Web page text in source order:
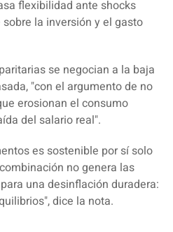
flexibilidad ante shocks
la inversión y el gasto
se negocian a la baja
"con el argumento de no
erosionan el consumo
del salario real".
es sostenible por sí solo
no genera las
para una desinflación duradera:
dice la nota.